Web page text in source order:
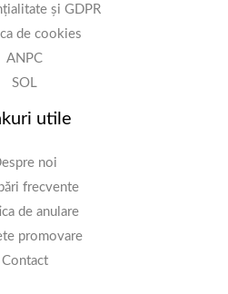
și GDPR
de cookies
ANPC
SOL
utile
noi
frecvente
de anulare
promovare
Contact